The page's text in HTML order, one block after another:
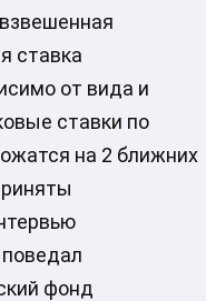
ставка
от вида и
ставки по
на 2 ближних
фонд